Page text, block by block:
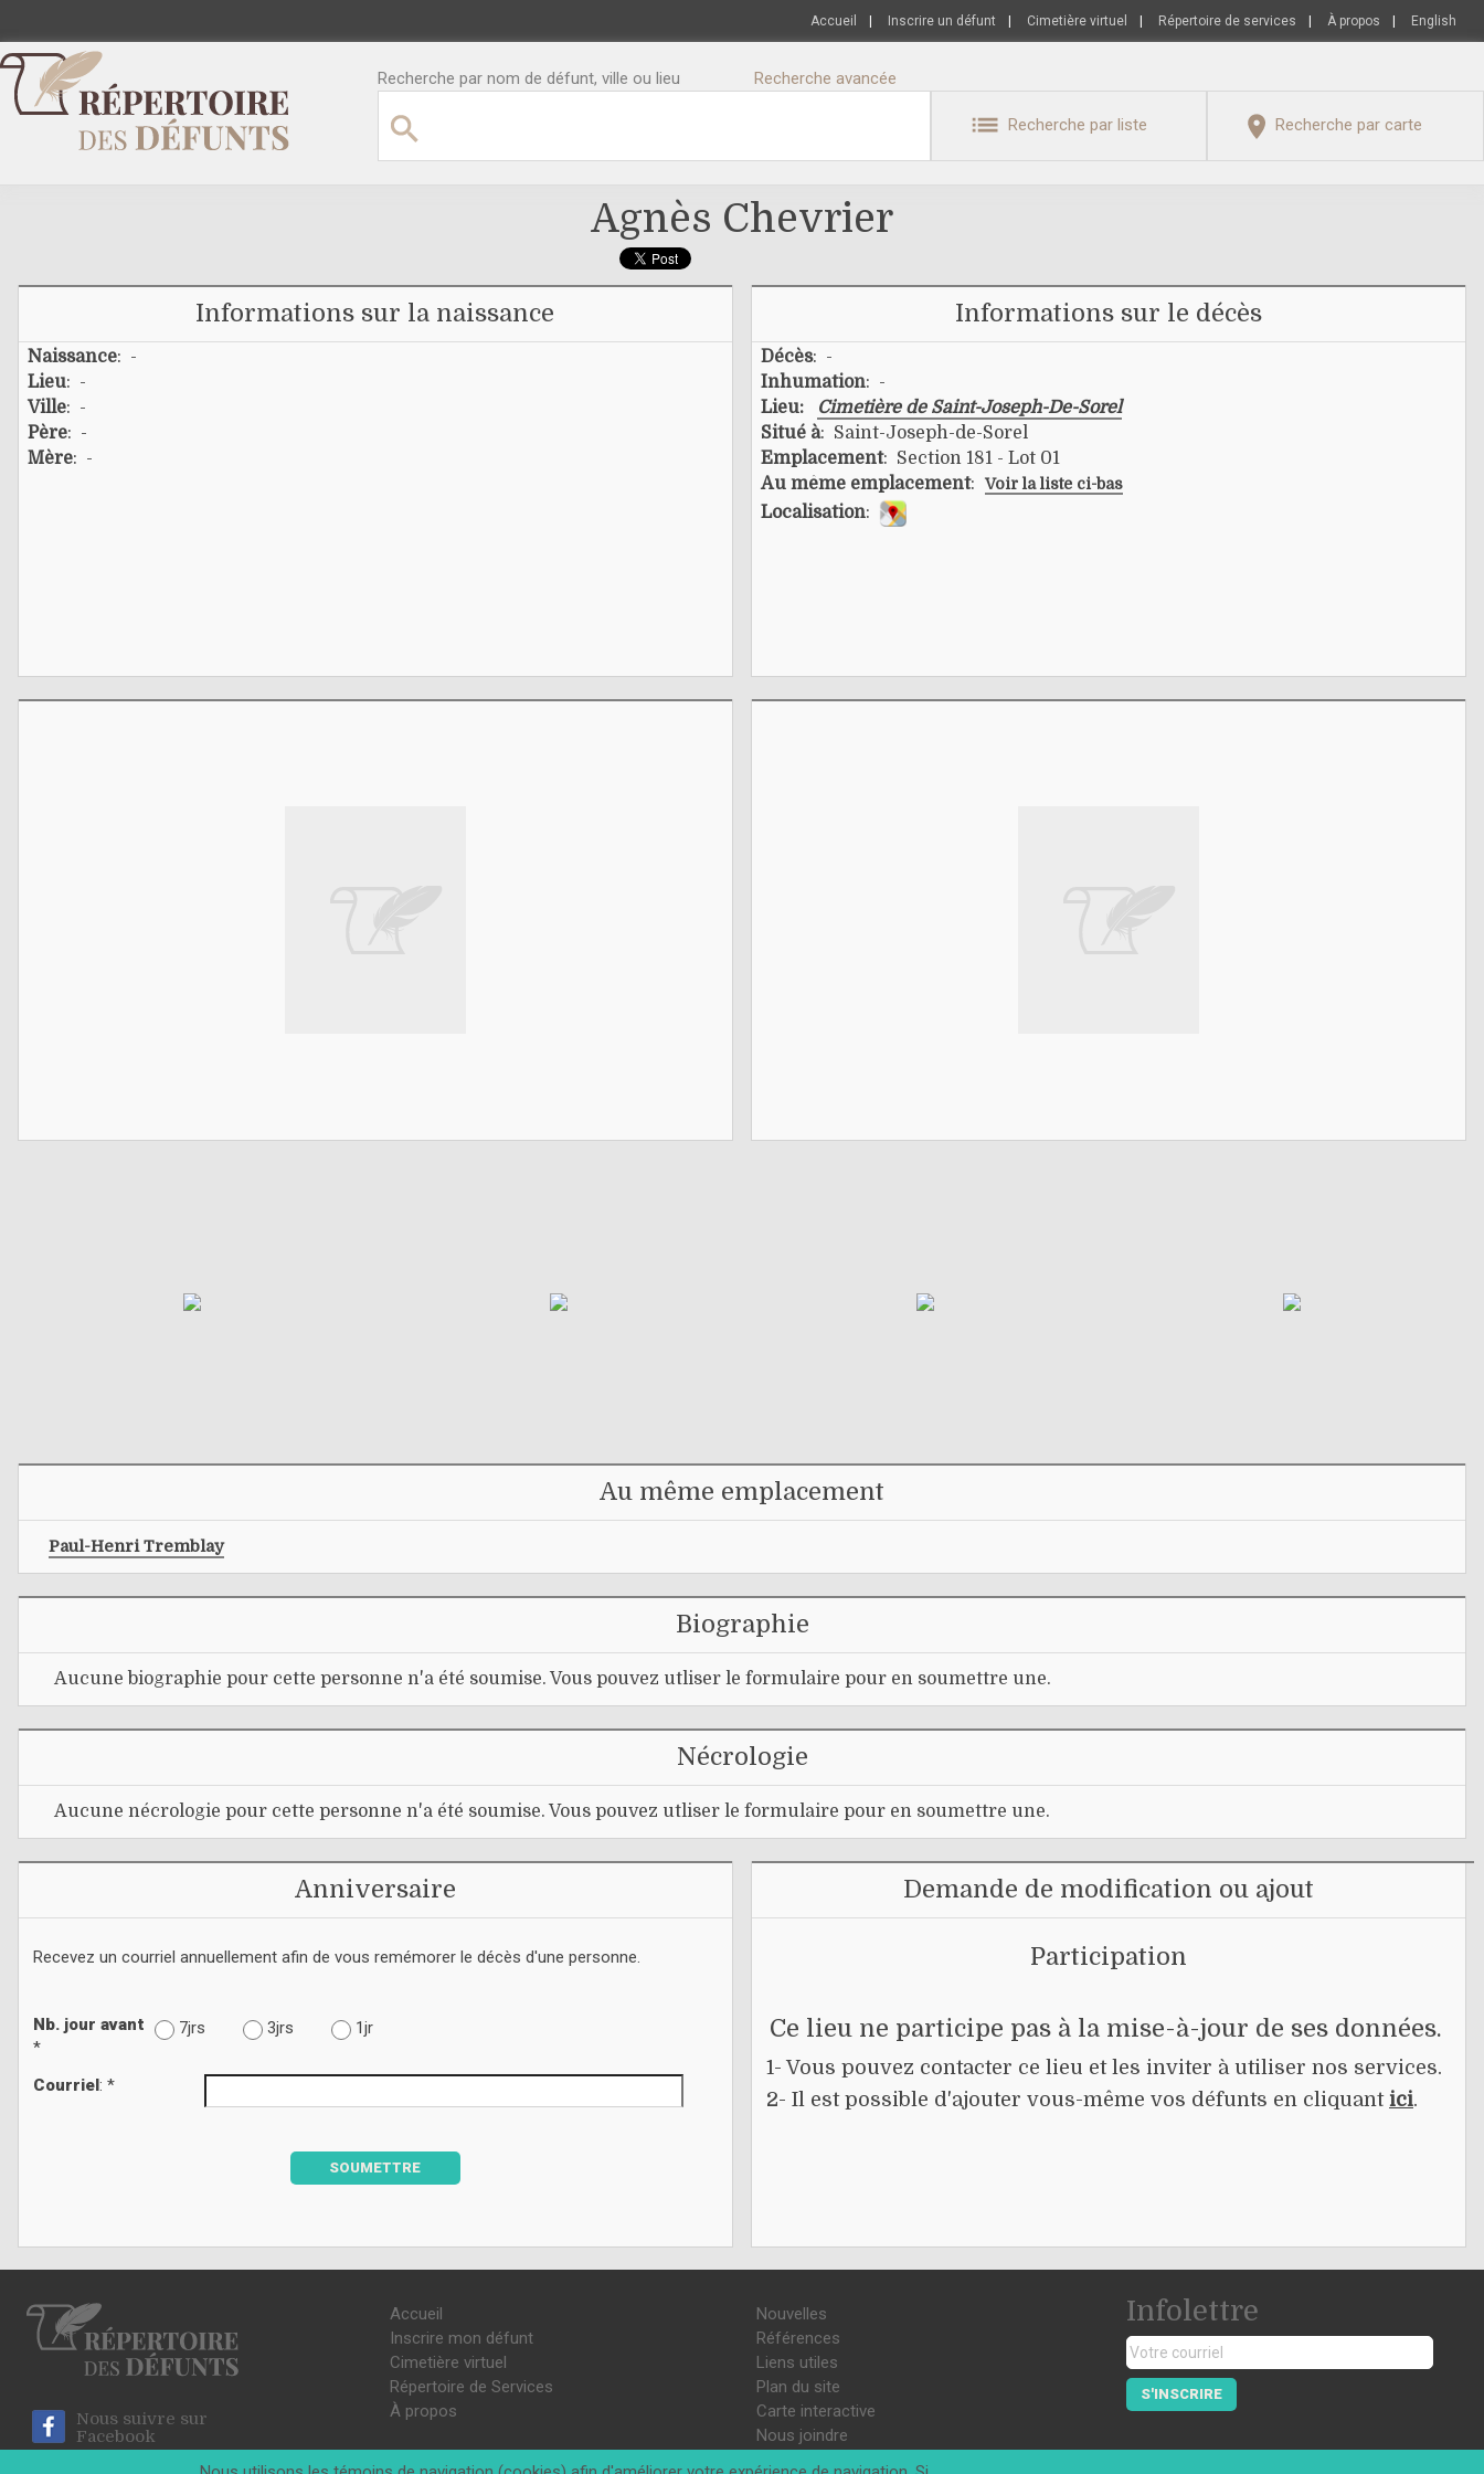
Accueil Inscrire un défunt Cimetière virtuel Répertoire de services À propos English
Recherche par nom de défunt, ville ou lieu Recherche avancée
Recherche par liste Recherche par carte
Agnès Chevrier
Informations sur la naissance
Naissance: -
Lieu: -
Ville: -
Père: -
Mère: -
Informations sur le décès
Décès: -
Inhumation: -
Lieu:
Cimetière de Saint-Joseph-De-Sorel
Situé à: Saint-Joseph-de-Sorel
Emplacement: Section 181 - Lot 01
Au même emplacement: Voir la liste ci-bas
Localisation:
Au même emplacement
Paul-Henri Tremblay
Biographie
Aucune biographie pour cette personne n'a été soumise. Vous pouvez utliser le formulaire pour en soumettre une.
Nécrologie
Aucune nécrologie pour cette personne n'a été soumise. Vous pouvez utliser le formulaire pour en soumettre une.
Anniversaire
Recevez un courriel annuellement afin de vous remémorer le décès d'une personne.
Nb. jour avant
*
7jrs 3jrs 1jr
Courriel: *
SOUMETTRE
Demande de modification ou ajout
Participation
Ce lieu ne participe pas à la mise-à-jour de ses données.
1- Vous pouvez contacter ce lieu et les inviter à utiliser nos services.
2- Il est possible d'ajouter vous-même vos défunts en cliquant ici.
Nous suivre sur
Facebook
Accueil
Inscrire mon défunt
Cimetière virtuel
Répertoire de Services
À propos
Nouvelles
Références
Liens utiles
Plan du site
Carte interactive
Nous joindre
Infolettre
S'INSCRIRE